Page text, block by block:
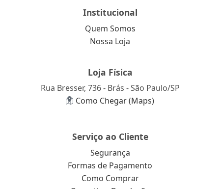
Institucional
Quem Somos
Nossa Loja
Loja Física
Rua Bresser, 736 - Brás - São Paulo/SP
Como Chegar (Maps)
Serviço ao Cliente
Segurança
Formas de Pagamento
Como Comprar